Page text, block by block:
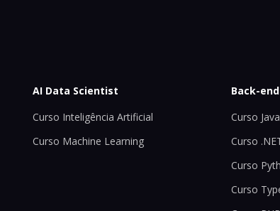
AI Data Scientist
Curso Inteligência Artificial
Curso Machine Learning
Back-
Curso
Curso
Curso
Curso